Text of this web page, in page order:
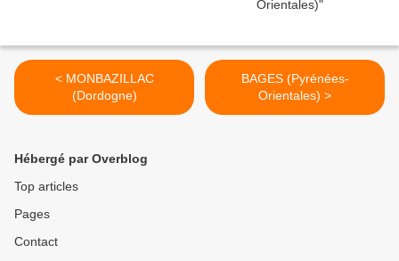
< MONBAZILLAC
(Dordogne)
BAGES (Pyrénées-
Orientales) >
Hébergé par Overblog
Top articles
Pages
Contact